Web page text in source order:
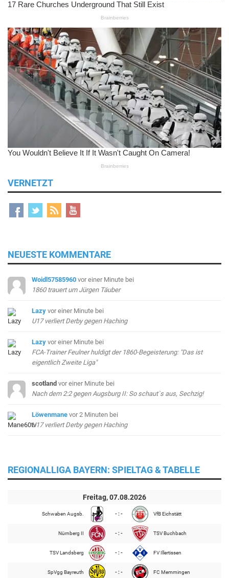
VERNETZT
NEUESTE KOMMENTARE
Woidl57585960 vor einer Minute bei
1860 trauert um Jürgen Täuber
Lazy vor einer Minute bei
U17 verliert Derby gegen Haching
Lazy vor einer Minute bei
FCA-Trainer Feulner huldigt der 1860-Begeisterung: "Das ist
eigentlich Zweite Liga"
scotland vor einer Minute bei
Nach dem 2:2 gegen Augsburg II: So schaut`s aus, Sechzig!
Löwenmane vor 2 Minuten bei
U17 verliert Derby gegen Haching
REGIONALLIGA BAYERN: SPIELTAG & TABELLE
Freitag, 07.08.2026
Schwaben Augsb. - : - VfB Eichstätt
Nürnberg II - : - TSV Buchbach
TSV Landsberg - : - FV Illertissen
SpVgg Bayreuth - : - FC Memmingen